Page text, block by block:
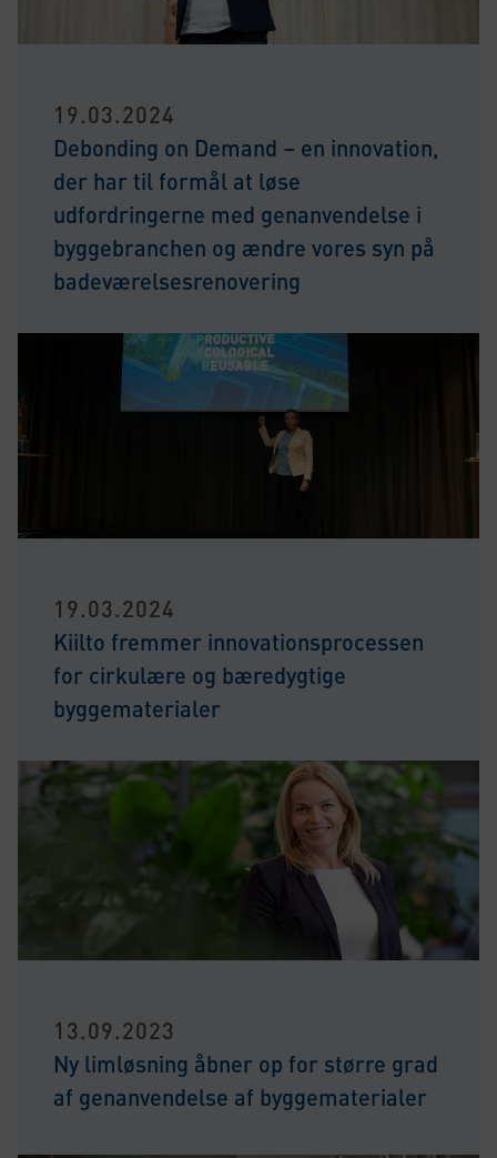
19.03.2024
Debonding on Demand – en innovation,
der har til formål at løse
udfordringerne med genanvendelse i
byggebranchen og ændre vores syn på
badeværelsesrenovering
19.03.2024
Kiilto fremmer innovationsprocessen
for cirkulære og bæredygtige
byggematerialer
13.09.2023
Ny limløsning åbner op for større grad
af genanvendelse af byggematerialer